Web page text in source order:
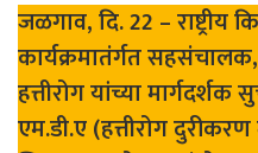
जळगाव, दि. 22 – राष्ट्रीय
कार्यक्रमातंर्गत
हत्तीरोग यांच्या
एम.डी.ए (हत्तीरोग